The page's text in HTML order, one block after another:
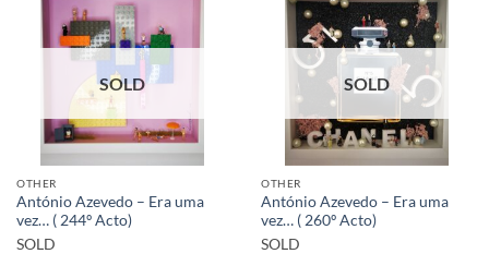
SOLD
OTHER
António Azevedo – Era uma
vez… ( 244º Acto)
SOLD
SOLD
OTHER
António Azevedo – Era uma
vez… ( 260º Acto)
SOLD